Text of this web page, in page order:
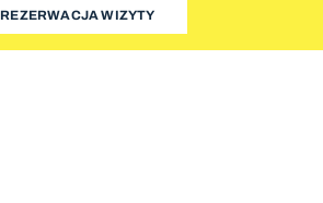
REZERWACJA WIZYTY